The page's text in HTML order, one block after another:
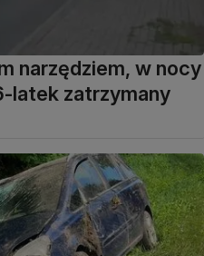
narzędziem, w nocy
latek zatrzymany